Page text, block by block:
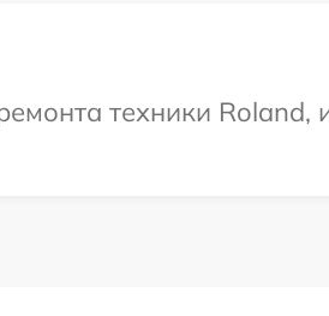
техники Roland,